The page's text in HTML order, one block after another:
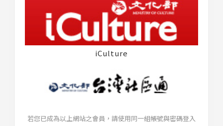
iCulture
若您已成為以上網站之會員，請使用同一組帳號與密碼登入